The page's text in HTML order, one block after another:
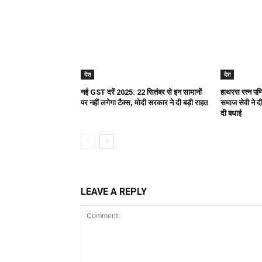
देश
नई GST दरें 2025: 22 सितंबर से इन सामानों
पर नहीं लगेगा टैक्स, मोदी सरकार ने दी बड़ी राहत
देश
हाथरस रत्न
समाज सेवी ने
दी बधाई
LEAVE A REPLY